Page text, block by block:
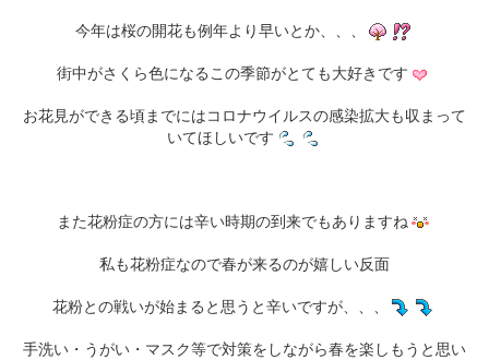
今年は桜の開花も例年より早いとか、、、
街中がさくら色になるこの季節がとても大好きです
お花見ができる頃までにはコロナウイルスの感染拡大も収まって
いてほしいです
また花粉症の方には辛い時期の到来でもありますね
私も花粉症なので春が来るのが嬉しい反面
花粉との戦いが始まると思うと辛いですが、、、
手洗い・うがい・マスク等で対策をしながら春を楽しもうと思い